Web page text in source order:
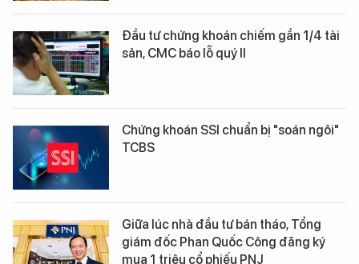
Đầu tư chứng khoán chiếm gần 1/4 tài
sản, CMC báo lỗ quý II
Chứng khoán SSI chuẩn bị "soán ngôi"
TCBS
Giữa lúc nhà đầu tư bán tháo, Tổng
giám đốc Phan Quốc Công đăng ký
mua 1 triệu cổ phiếu PNJ